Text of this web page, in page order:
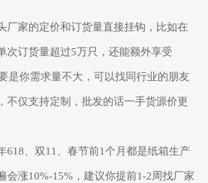
厂家的定价和订货量直接挂钩，比如在
次订货量超过5万只，还能额外享受
是你需求量不大，可以找同行业的朋友
不仅支持定制，批发的话一手货源价更
618、双11、春节前1个月都是纸箱生产
会涨10%-15%，建议你提前1-2周找厂家